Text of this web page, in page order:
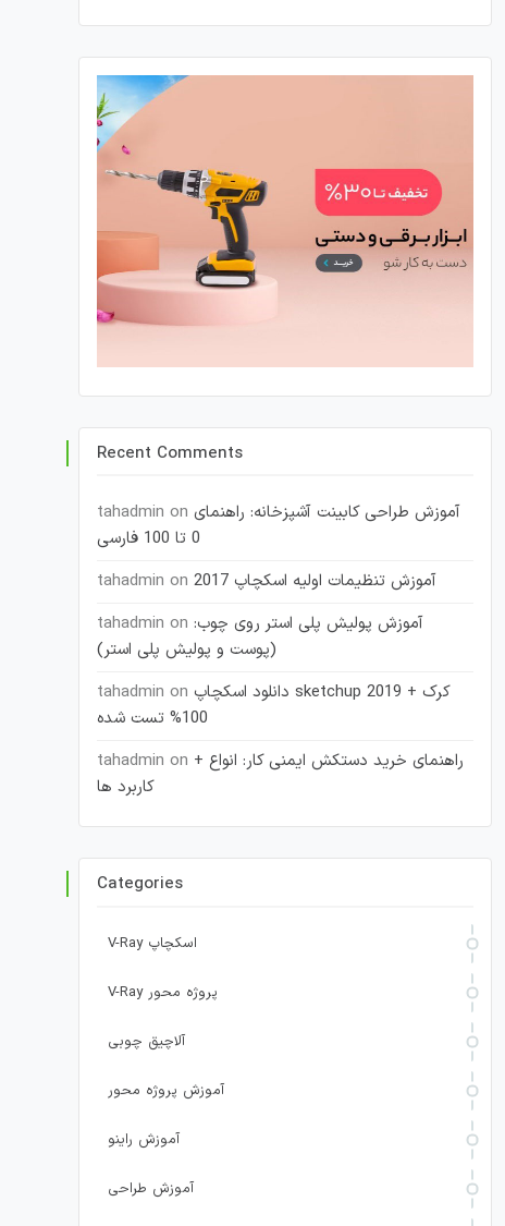
Recent Comments
tahadmin on آموزش طراحی کابینت آشپزخانه: راهنمای
0 تا 100 فارسی
tahadmin on
آموزش تنظیمات اولیه اسکچاپ 2017
tahadmin on آموزش پولیش پلی استر روی چوب:
(پوست و پولیش پلی استر)
tahadmin on دانلود اسکچاپ sketchup 2019 + کرک
100% تست شده
tahadmin on راهنمای خرید دستکش ایمنی کار: انواع +
کاربرد ها
Categories
V-Ray اسکچاپ
V-Ray پروژه محور
آلاچیق چوبی
آموزش پروژه محور
آموزش راینو
آموزش طراحی